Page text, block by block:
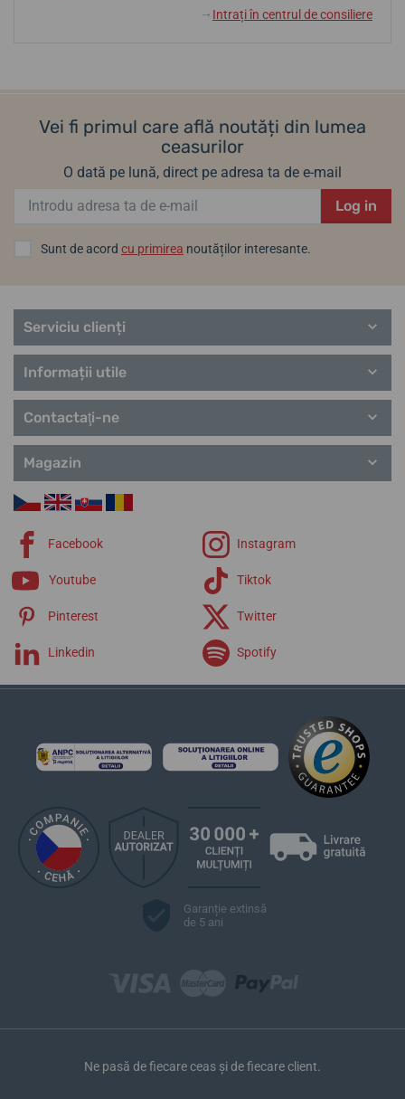
↓ Intrați în centrul de consiliere
Vei fi primul care află noutăți din lumea
ceasurilor
O dată pe lună, direct pe adresa ta de e-mail
Log in
Sunt de acord cu primirea noutăților interesante.
Serviciu clienți
Informații utile
Contactaţi-ne
Magazin
Facebook Instagram
Youtube Tiktok
Pinterest Twitter
Linkedin Spotify
Garanție extinsă
de 5 ani
Ne pasă de fiecare ceas și de fiecare client.